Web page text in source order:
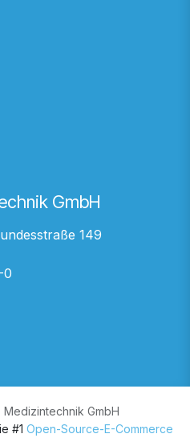
GmbH
149
0
GmbH
#1Open-Source-E-Commerce